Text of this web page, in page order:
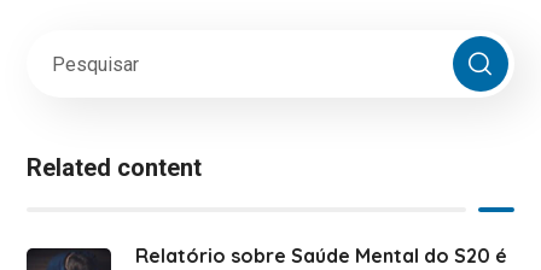
Related content
Relatório sobre Saúde Mental do S20 é